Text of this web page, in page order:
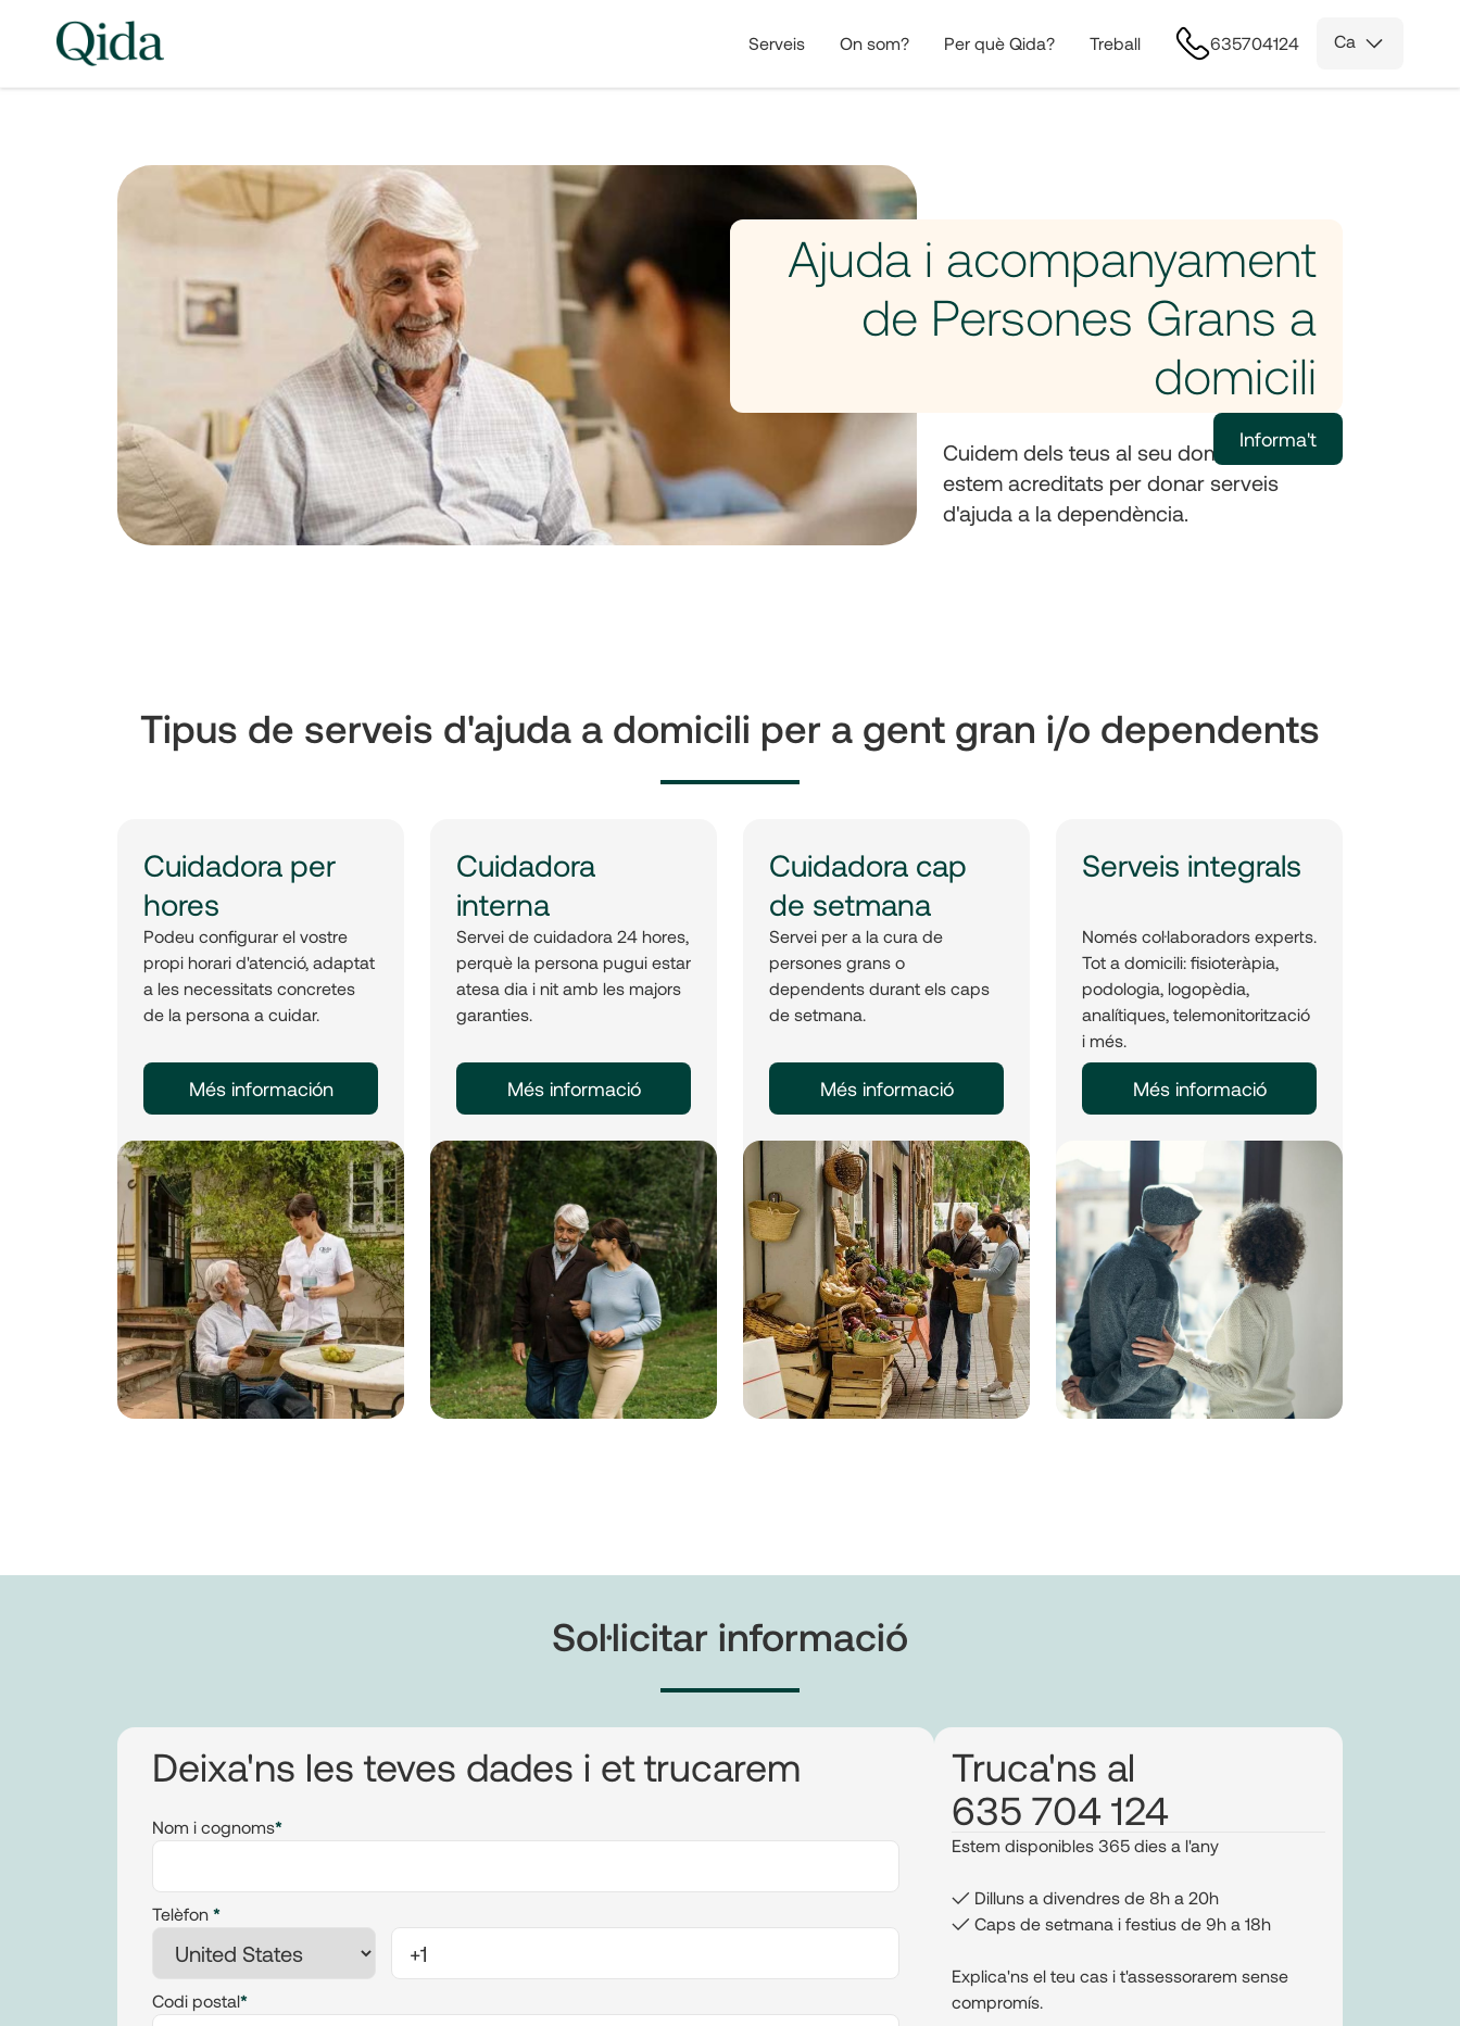
Serveis On som? Per què Qida? Treball 635704124 Ca
Ajuda i acompanyament
de Persones Grans a
domicili
Informa't
Cuidem dels teus al seu domicili. A Qida
estem acreditats per donar serveis
d'ajuda a la dependència.
Tipus de serveis d'ajuda a domicili per a gent gran i/o dependents
Cuidadora per
hores
Podeu configurar el vostre
propi horari d'atenció, adaptat
a les necessitats concretes
de la persona a cuidar.
Més información
Cuidadora
interna
Servei de cuidadora 24 hores,
perquè la persona pugui estar
atesa dia i nit amb les majors
garanties.
Més informació
Cuidadora cap
de setmana
Servei per a la cura de
persones grans o
dependents durant els caps
de setmana.
Més informació
Serveis integrals
Només col·laboradors experts.
Tot a domicili: fisioteràpia,
podologia, logopèdia,
analítiques, telemonitorització
i més.
Més informació
Sol·licitar informació
Truca'ns al
635 704 124
Estem disponibles 365 dies a l'any
✓ Dilluns a divendres de 8h a 20h
✓ Caps de setmana i festius de 9h a 18h
Explica'ns el teu cas i t'assessorarem sense
compromís.
Deixa'ns les teves dades i et trucarem
Nom i cognoms*
Telèfon *
Codi postal*